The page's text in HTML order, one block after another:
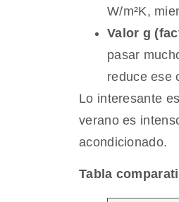
W/m²K,
Valor g
pasar
reduce ese
Lo interesante
verano es
acondicionado.
Tabla